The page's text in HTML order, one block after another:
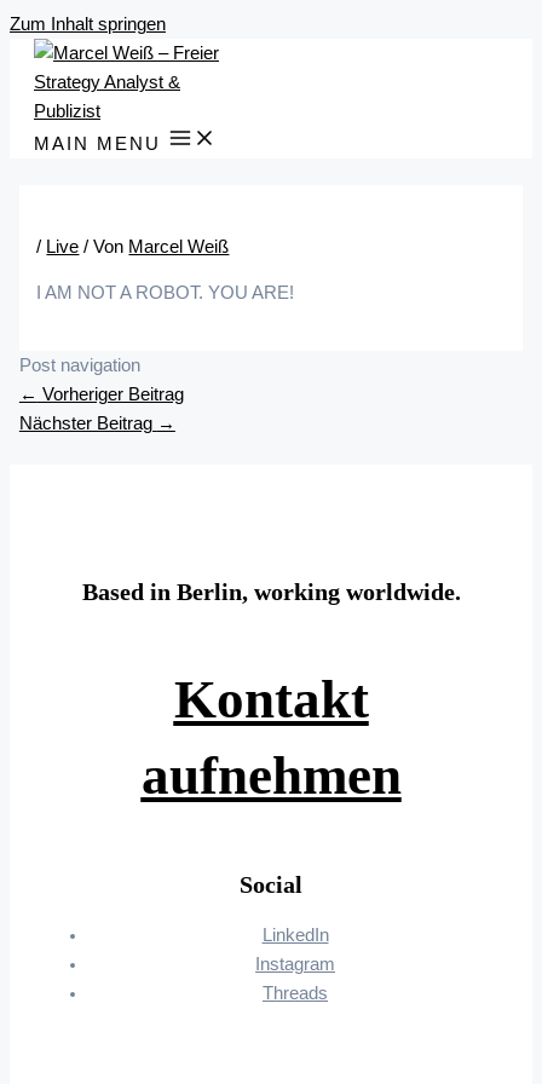
Zum Inhalt springen
MAIN MENU
/ Live / Von Marcel Weiß
I AM NOT A ROBOT. YOU ARE!
Post navigation
← Vorheriger Beitrag
Nächster Beitrag →
Based in Berlin, working worldwide.
Kontakt
aufnehmen
Social
LinkedIn
Instagram
Threads